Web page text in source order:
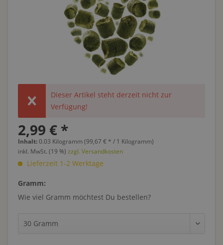
Dieser Artikel steht derzeit nicht zur
Verfügung!
2,99 € *
Inhalt:0.03 Kilogramm (99,67 € * / 1 Kilogramm)
inkl. MwSt. (19 %) zzgl. Versandkosten
Lieferzeit 1-2 Werktage
Gramm:
Wie viel Gramm möchtest Du bestellen?